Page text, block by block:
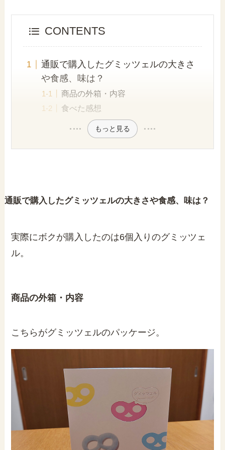
CONTENTS
通販で購入したグミッツェルの大きさ
や食感、味は？
商品の外箱・内容
食べた感想
もっと見る
通販で購入したグミッツェルの大きさや食感、味は？
実際にボクが購入したのは6個入りのグミッツェ
ル。
商品の外箱・内容
こちらがグミッツェルのパッケージ。